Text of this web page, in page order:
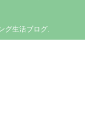
グ生活ブログ.